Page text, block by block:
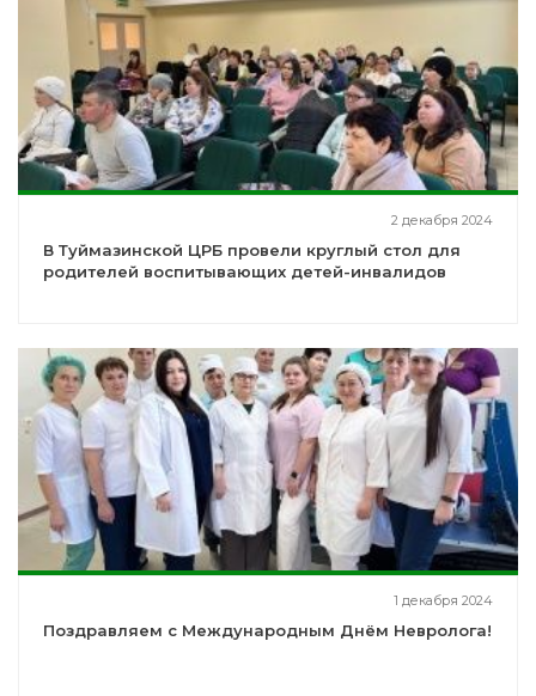
2 декабря 2024
В Туймазинской ЦРБ провели круглый стол для
родителей воспитывающих детей-инвалидов
1 декабря 2024
Поздравляем с Международным Днём Невролога!